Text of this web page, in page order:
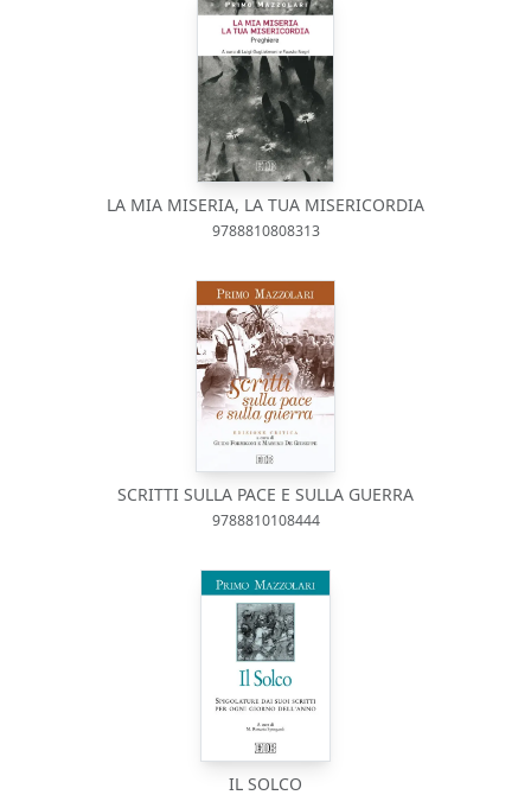
LA MIA MISERIA, LA TUA MISERICORDIA
9788810808313
SCRITTI SULLA PACE E SULLA GUERRA
9788810108444
IL SOLCO